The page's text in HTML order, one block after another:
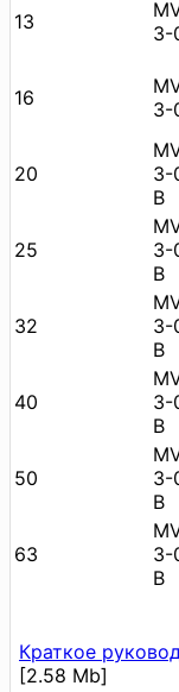
13
3-
16
3-
20
3-
B
25
3-
B
32
3-
B
40
3-
B
50
3-
B
63
3-
B
Краткое
[2.58 Mb]